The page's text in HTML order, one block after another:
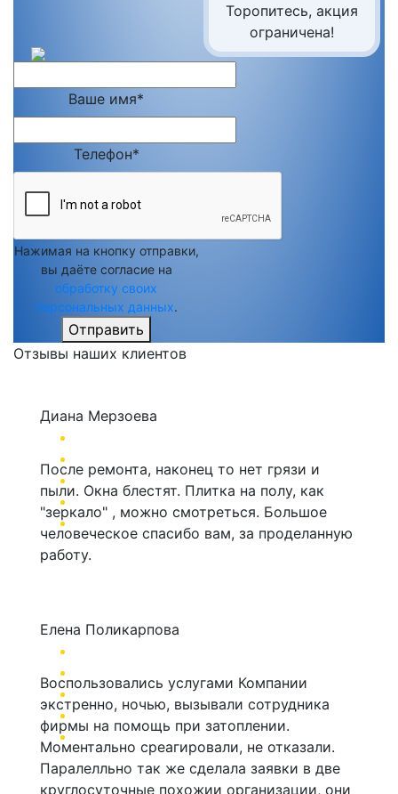
Торопитесь, акция
ограничена!
Ваше имя*
Телефон*
Нажимая на кнопку отправки,
вы даёте согласие на
обработку своих
персональных данных.
Отправить
Отзывы наших клиентов
После ремонта, наконец то нет грязи и
пыли. Окна блестят. Плитка на полу, как
"зеркало" , можно смотреться. Большое
человеческое спасибо вам, за проделанную
работу.
Диана Мерзоева
Воспользовались услугами Компании
экстренно, ночью, вызывали сотрудника
фирмы на помощь при затоплении.
Моментально среагировали, не отказали.
Паралелльно так же сделала заявки в две
круглосуточные похожии организации, они
Елена Поликарпова